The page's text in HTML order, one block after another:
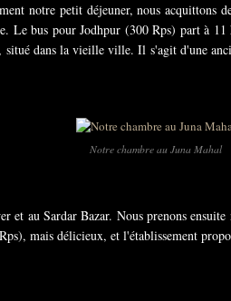
notre petit déjeuner, nous
Le bus pour Jodhpur (300 Rps) part à
dans la vieille ville. Il s'agit d'une
Notre chambre au Juna Mahal
et au Sardar Bazar. Nous prenons
mais délicieux, et l'établissement